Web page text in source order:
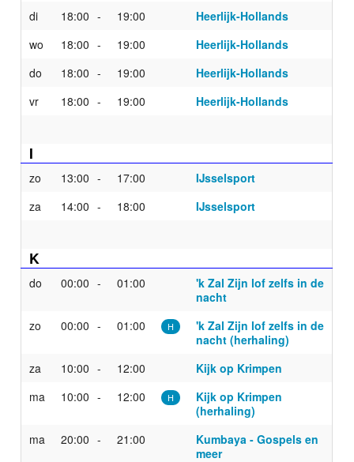
di
18:00 19:00
Heerlijk-Hollands
wo
18:00 19:00
Heerlijk-Hollands
do
18:00 19:00
Heerlijk-Hollands
vr
18:00 19:00 Heerlijk-Hollands
I
zo 13:00 17:00
IJsselsport
za
14:00 18:00 IJsselsport
K
do 00:00 01:00
'k Zal Zijn lof zelfs in de
nacht
zo
00:00 01:00 H
'k Zal Zijn lof zelfs in de
nacht (herhaling)
za
10:00 12:00
Kijk op Krimpen
ma
10:00 12:00 H
Kijk op Krimpen
(herhaling)
ma
20:00 21:00
Kumbaya - Gospels en
meer